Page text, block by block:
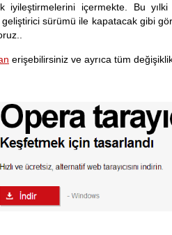
iyileştirmelerini içermekte. Bu
geliştirici sürümü ile kapatacak gibi
erişebilirsiniz ve ayrıca tüm